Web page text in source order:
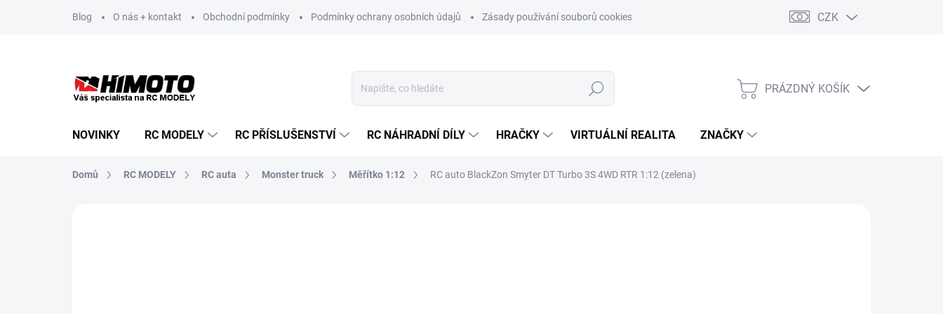
Blog O nás + kontakt Obchodní podmínky Podmínky ochrany osobních údajů Zásady používání souborů cookies Reklamace a vrácení zboží
CZK
Hledat
NÁKUPNÍ
PRÁZDNÝ KOŠÍK
NOVINKY RC MODELY RC PŘÍSLUŠENSTVÍ RC NÁHRADNÍ DÍLY HRAČKY VIRTUÁLNÍ REALITA ZNAČKY
Domů RC MODELY RC auta Monster truck Měřítko 1:12 RC auto BlackZon Smyter DT Turbo 3S 4WD RTR 1:12 (zelena)